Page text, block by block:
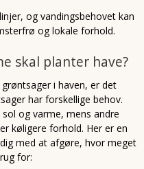
og vandingsbehovet kan
og lokale forhold.
skal planter have?
i haven, er det
har forskellige behov.
og varme, mens andre
køligere forhold. Her er en
med at afgøre, hvor meget
for: